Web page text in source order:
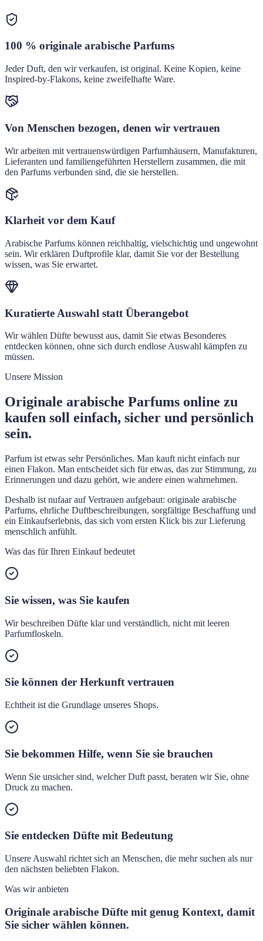
100 % originale arabische Parfums
Jeder Duft, den wir verkaufen, ist original. Keine Kopien, keine
Inspired-by-Flakons, keine zweifelhafte Ware.
Von Menschen bezogen, denen wir vertrauen
Wir arbeiten mit vertrauenswürdigen Parfumhäusern, Manufakturen,
Lieferanten und familiengeführten Herstellern zusammen, die mit
den Parfums verbunden sind, die sie herstellen.
Klarheit vor dem Kauf
Arabische Parfums können reichhaltig, vielschichtig und ungewohnt
sein. Wir erklären Duftprofile klar, damit Sie vor der Bestellung
wissen, was Sie erwartet.
Kuratierte Auswahl statt Überangebot
Wir wählen Düfte bewusst aus, damit Sie etwas Besonderes
entdecken können, ohne sich durch endlose Auswahl kämpfen zu
müssen.
Unsere Mission
Originale arabische Parfums online zu
kaufen soll einfach, sicher und persönlich
sein.
Parfum ist etwas sehr Persönliches. Man kauft nicht einfach nur
einen Flakon. Man entscheidet sich für etwas, das zur Stimmung, zu
Erinnerungen und dazu gehört, wie andere einen wahrnehmen.
Deshalb ist nufaar auf Vertrauen aufgebaut: originale arabische
Parfums, ehrliche Duftbeschreibungen, sorgfältige Beschaffung und
ein Einkaufserlebnis, das sich vom ersten Klick bis zur Lieferung
menschlich anfühlt.
Was das für Ihren Einkauf bedeutet
Sie wissen, was Sie kaufen
Wir beschreiben Düfte klar und verständlich, nicht mit leeren
Parfumfloskeln.
Sie können der Herkunft vertrauen
Echtheit ist die Grundlage unseres Shops.
Sie bekommen Hilfe, wenn Sie sie brauchen
Wenn Sie unsicher sind, welcher Duft passt, beraten wir Sie, ohne
Druck zu machen.
Sie entdecken Düfte mit Bedeutung
Unsere Auswahl richtet sich an Menschen, die mehr suchen als nur
den nächsten beliebten Flakon.
Was wir anbieten
Originale arabische Düfte mit genug Kontext, damit
Sie sicher wählen können.